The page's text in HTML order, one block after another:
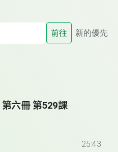
前往 新的優先
六冊 第529課
25:43